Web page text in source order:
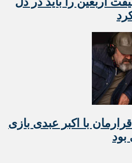
با اکبر عبدی بازی